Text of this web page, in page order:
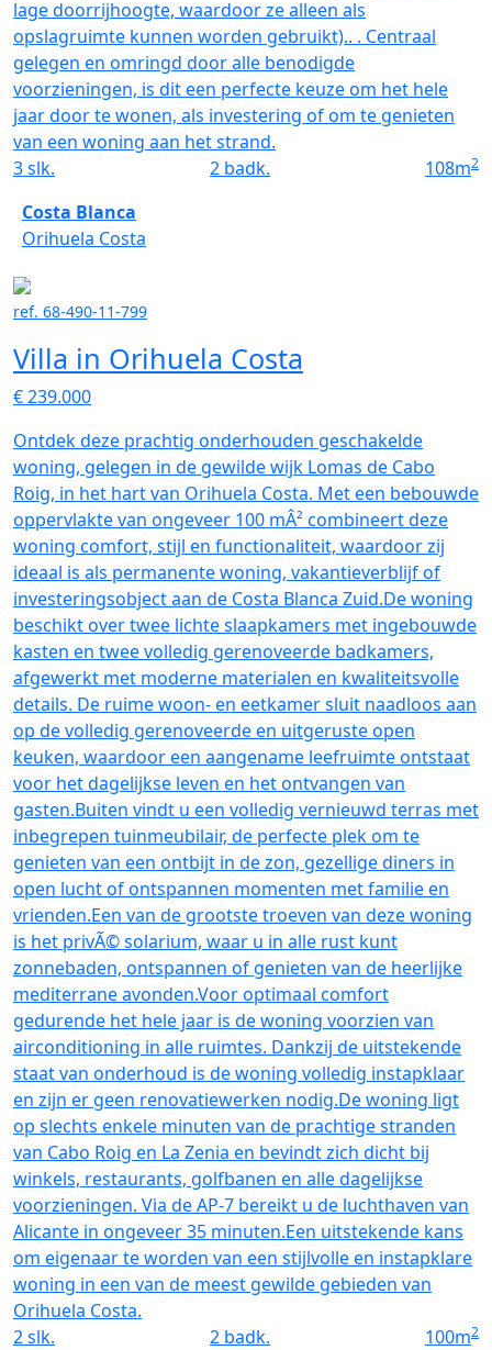
lage doorrijhoogte, waardoor ze alleen als
opslagruimte kunnen worden gebruikt).. . Centraal
gelegen en omringd door alle benodigde
voorzieningen, is dit een perfecte keuze om het hele
jaar door te wonen, als investering of om te genieten
van een woning aan het strand.
3slk. 2 badk. 108m2
Costa Blanca
Orihuela Costa
ref. 68-490-11-799
Villa in Orihuela Costa
€ 239.000
Ontdek deze prachtig onderhouden geschakelde
woning, gelegen in de gewilde wijk Lomas de Cabo
Roig, in het hart van Orihuela Costa. Met een bebouwde
oppervlakte van ongeveer 100 mÂ² combineert deze
woning comfort, stijl en functionaliteit, waardoor zij
ideaal is als permanente woning, vakantieverblijf of
investeringsobject aan de Costa Blanca Zuid.De woning
beschikt over twee lichte slaapkamers met ingebouwde
kasten en twee volledig gerenoveerde badkamers,
afgewerkt met moderne materialen en kwaliteitsvolle
details. De ruime woon- en eetkamer sluit naadloos aan
op de volledig gerenoveerde en uitgeruste open
keuken, waardoor een aangename leefruimte ontstaat
voor het dagelijkse leven en het ontvangen van
gasten.Buiten vindt u een volledig vernieuwd terras met
inbegrepen tuinmeubilair, de perfecte plek om te
genieten van een ontbijt in de zon, gezellige diners in
open lucht of ontspannen momenten met familie en
vrienden.Een van de grootste troeven van deze woning
is het privÃ© solarium, waar u in alle rust kunt
zonnebaden, ontspannen of genieten van de heerlijke
mediterrane avonden.Voor optimaal comfort
gedurende het hele jaar is de woning voorzien van
airconditioning in alle ruimtes. Dankzij de uitstekende
staat van onderhoud is de woning volledig instapklaar
en zijn er geen renovatiewerken nodig.De woning ligt
op slechts enkele minuten van de prachtige stranden
van Cabo Roig en La Zenia en bevindt zich dicht bij
winkels, restaurants, golfbanen en alle dagelijkse
voorzieningen. Via de AP-7 bereikt u de luchthaven van
Alicante in ongeveer 35 minuten.Een uitstekende kans
om eigenaar te worden van een stijlvolle en instapklare
woning in een van de meest gewilde gebieden van
Orihuela Costa.
2slk. 2 badk. 100m2